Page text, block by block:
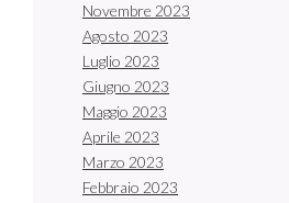
Novembre 2023
Agosto 2023
Luglio 2023
Giugno 2023
Maggio 2023
Aprile 2023
Marzo 2023
Febbraio 2023